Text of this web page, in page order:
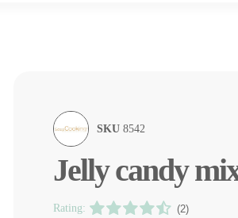
SKU 8542
Jelly candy
Rating: (2)